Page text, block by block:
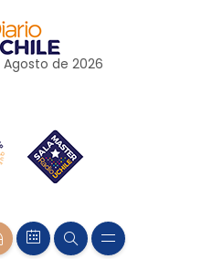
Agosto de 2026